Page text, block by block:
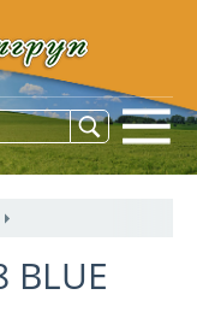
BLUE